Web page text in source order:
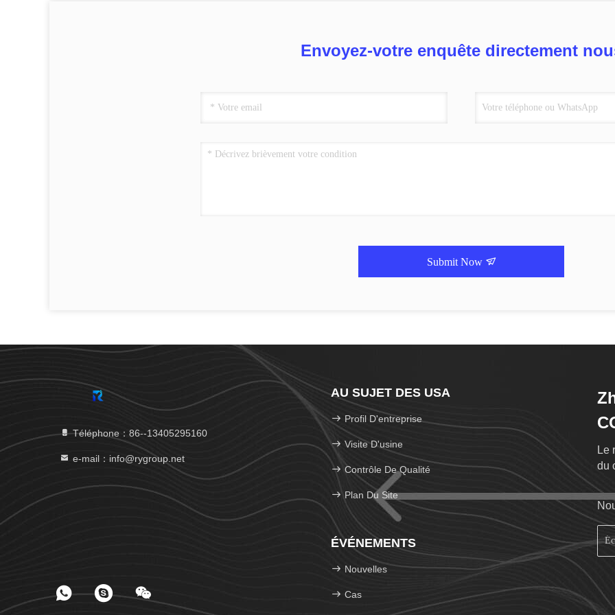
Envoyez-votre enquête directement
Submit Now
Téléphone：86--13405295160
e-mail：info@rygroup.net
AU SUJET DES USA
Profil D'entreprise
Visite D'usine
Contrôle De Qualité
Plan Du Site
ÉVÉNEMENTS
Nouvelles
Cas
Le
du